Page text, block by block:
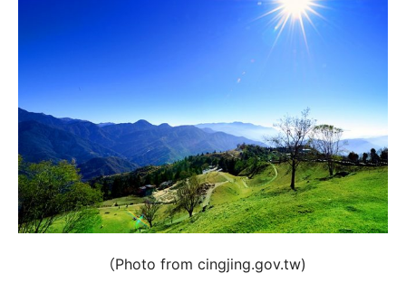
（Photo from cingjing.gov.tw)